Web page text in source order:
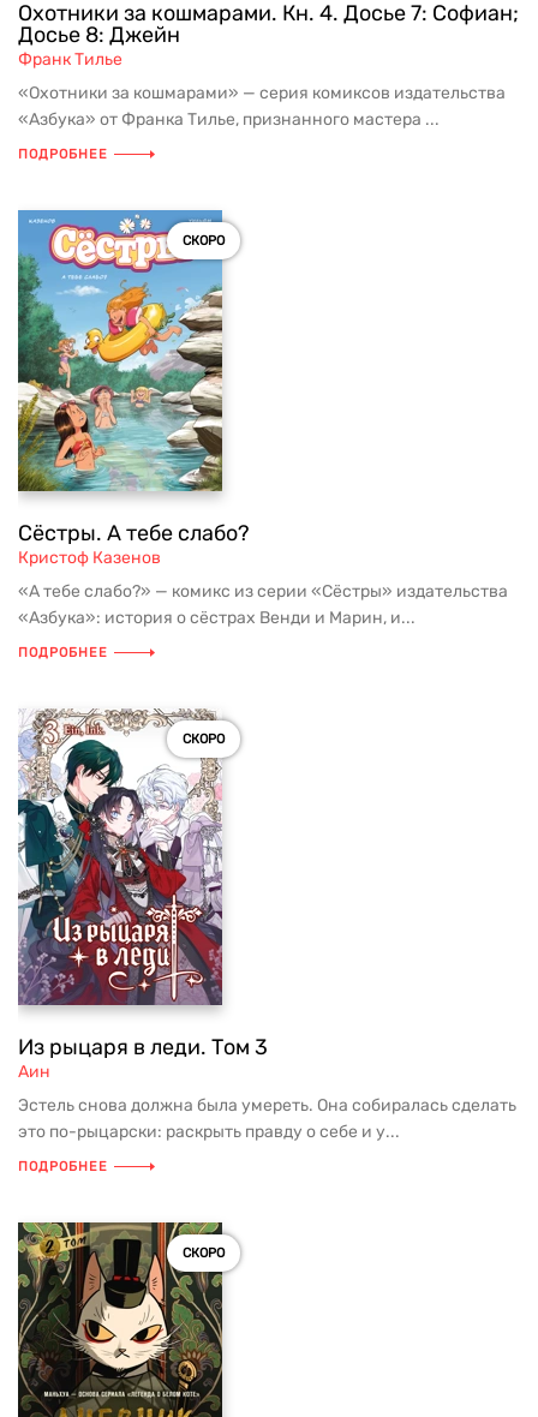
Охотники за кошмарами. Кн. 4. Досье 7: Софиан;
Досье 8: Джейн
Франк Тилье
«Охотники за кошмарами» — серия комиксов издательства
«Азбука» от Франка Тилье, признанного мастера ...
ПОДРОБНЕЕ
СКОРО
Сёстры. А тебе слабо?
Кристоф Казенов
«А тебе слабо?» — комикс из серии «Сёстры» издательства
«Азбука»: история о сёстрах Венди и Марин, и...
ПОДРОБНЕЕ
СКОРО
Из рыцаря в леди. Том 3
Аин
Эстель снова должна была умереть. Она собиралась сделать
это по-рыцарски: раскрыть правду о себе и у...
ПОДРОБНЕЕ
СКОРО